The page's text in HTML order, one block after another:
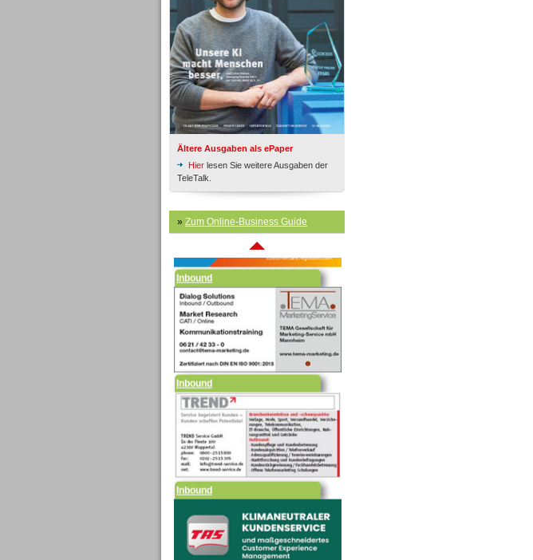
Ältere Ausgaben als ePaper
Hier lesen Sie weitere Ausgaben der
TeleTalk.
» Zum Online-Business Guide
Inbound
Inbound
Inbound
Outbound